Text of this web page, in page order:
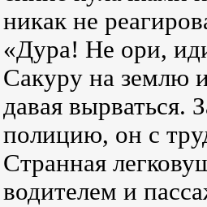
никак не
«Дура! Не ори,
Сакуру на землю
давая вырваться.
полицию, он с
Странная
водителем и